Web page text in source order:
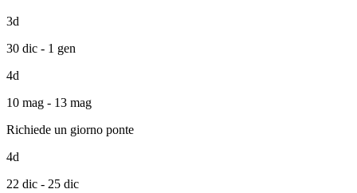
3d
30 dic - 1 gen
4d
10 mag - 13 mag
Richiede un giorno ponte
4d
22 dic - 25 dic